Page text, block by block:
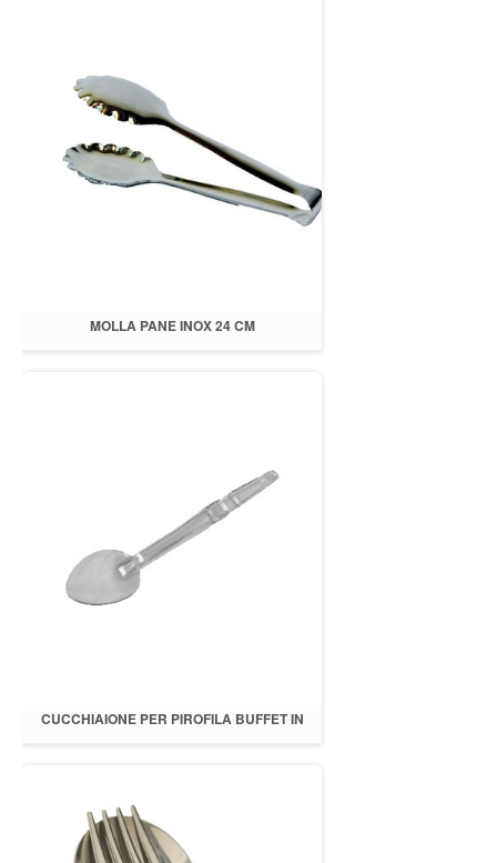
MOLLA PANE INOX 24 CM
CUCCHIAIONE PER PIROFILA BUFFET IN